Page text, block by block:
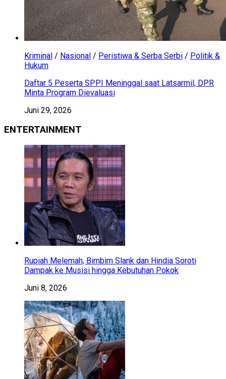
Kriminal / Nasional / Peristiwa & Serba Serbi / Politik &
Hukum
Daftar 5 Peserta SPPI Meninggal saat Latsarmil, DPR
Minta Program Dievaluasi
Juni 29, 2026
ENTERTAINMENT
Rupiah Melemah, Bimbim Slank dan Hindia Soroti
Dampak ke Musisi hingga Kebutuhan Pokok
Juni 8, 2026